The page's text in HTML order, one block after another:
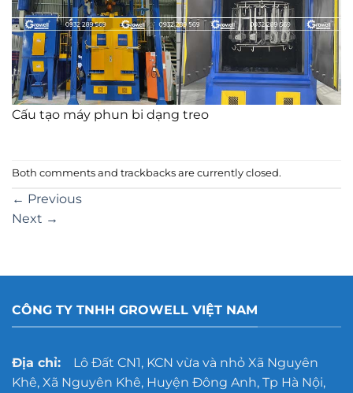
Cấu tạo máy phun bi dạng treo
Both comments and trackbacks are currently closed.
← Previous
Next →
CÔNG TY TNHH GROWELL VIỆT NAM
Địa chỉ:Lô Đất CN1, KCN vừa và nhỏ Xã Nguyên
Khê, Xã Nguyên Khê, Huyện Đông Anh, Tp Hà Nội,